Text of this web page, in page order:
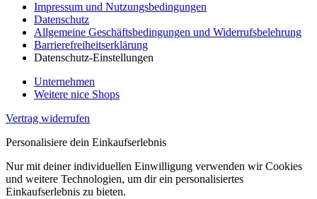
Impressum und Nutzungsbedingungen
Datenschutz
Allgemeine Geschäftsbedingungen und Widerrufsbelehrung
Barrierefreiheitserklärung
Datenschutz-Einstellungen
Unternehmen
Weitere nice Shops
Vertrag widerrufen
Personalisiere dein Einkaufserlebnis
Nur mit deiner individuellen Einwilligung verwenden wir Cookies
und weitere Technologien, um dir ein personalisiertes
Einkaufserlebnis zu bieten.